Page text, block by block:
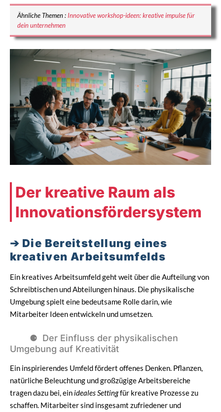
Ähnliche Themen : Innovative workshop-ideen: kreative impulse für
dein unternehmen
Der kreative Raum als
Innovationsfördersystem
Die Bereitstellung eines
kreativen Arbeitsumfelds
Ein kreatives Arbeitsumfeld geht weit über die Aufteilung von
Schreibtischen und Abteilungen hinaus. Die physikalische
Umgebung spielt eine bedeutsame Rolle darin, wie
Mitarbeiter Ideen entwickeln und umsetzen.
Der Einfluss der physikalischen
Umgebung auf Kreativität
Ein inspirierendes Umfeld fördert offenes Denken. Pflanzen,
natürliche Beleuchtung und großzügige Arbeitsbereiche
tragen dazu bei, ein ideales Settingfür kreative Prozesse zu
schaffen. Mitarbeiter sind insgesamt zufriedener und